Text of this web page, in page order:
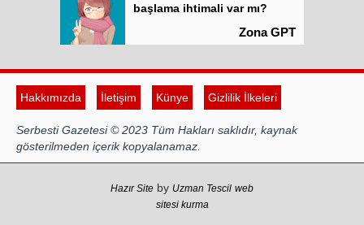
başlama ihtimali var mı?
Zona GPT
Atilla Yüceak
Colani’nin arkasındaki güç
Faruk eş-Şara mı?
“Ölüm Vadisi”: Hürmüz ve
Hakkımızda İletişim Künye Gizlilik İlkeleri
Serbesti Gazetesi © 2023 Tüm Hakları saklıdır, kaynak
gösterilmeden içerik kopyalanamaz.
Hazır Site by Uzman Tescil web
sitesi kurma